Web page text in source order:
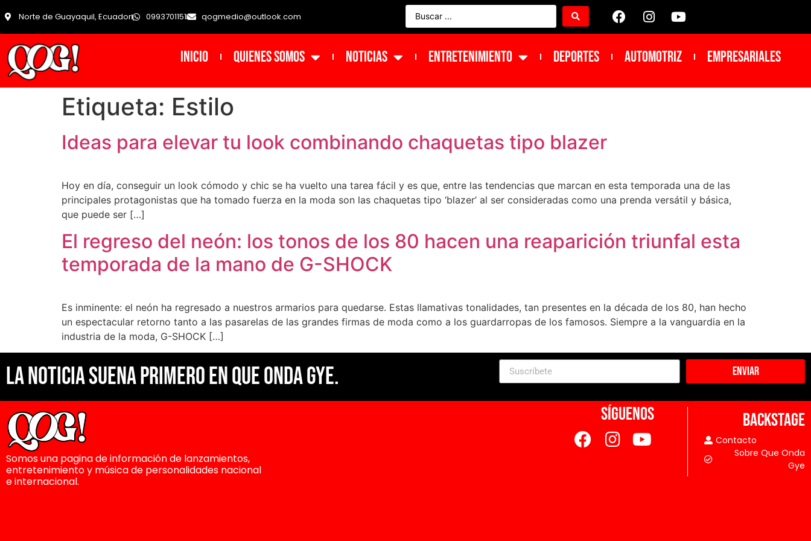
Norte de Guayaquil, Ecuador 0993701151 qogmedio@outlook.com
INICIO Quienes Somos NOTICIAS ENTRETENIMIENTO DEPORTES Automotriz Empresariales
Etiqueta: Estilo
Ideas para elevar tu look combinando chaquetas tipo blazer
Hoy en día, conseguir un look cómodo y chic se ha vuelto una tarea fácil y es que, entre las tendencias que marcan en esta temporada una de las
principales protagonistas que ha tomado fuerza en la moda son las chaquetas tipo ‘blazer’ al ser consideradas como una prenda versátil y básica,
que puede ser […]
El regreso del neón: los tonos de los 80 hacen una reaparición triunfal esta
temporada de la mano de G-SHOCK
Es inminente: el neón ha regresado a nuestros armarios para quedarse. Estas llamativas tonalidades, tan presentes en la década de los 80, han hecho
un espectacular retorno tanto a las pasarelas de las grandes firmas de moda como a los guardarropas de los famosos. Siempre a la vanguardia en la
industria de la moda, G-SHOCK […]
La noticia suena primero en Que Onda Gye. Enviar
Somos una pagina de información de lanzamientos,
entretenimiento y música de personalidades nacional
e internacional.
SÍGUENOS BACKSTAGE
Contacto
Sobre Que Onda
Gye